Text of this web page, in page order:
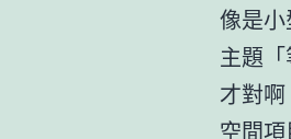
像是
主題
才對
空間